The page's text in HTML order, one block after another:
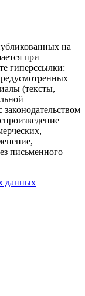
на
при
гиперссылки:
(тексты,
законодательством
письменного
данных